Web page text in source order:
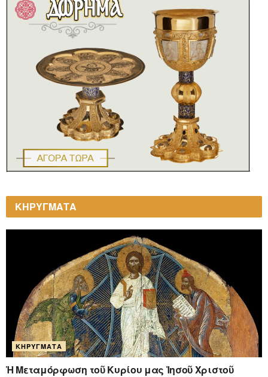
ΚΗΡΥΓΜΑΤΑ
ΚΗΡΎΓΜΑΤΑ
Ἡ Μεταμόρφωση τοῦ Κυρίου μας Ἰησοῦ Χριστοῦ